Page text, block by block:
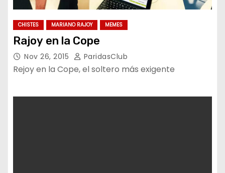
CHISTES MARIANO RAJOY MEMES
Rajoy en la Cope
Nov 26, 2015 ParidasClub
Rejoy en la Cope, el soltero más exigente